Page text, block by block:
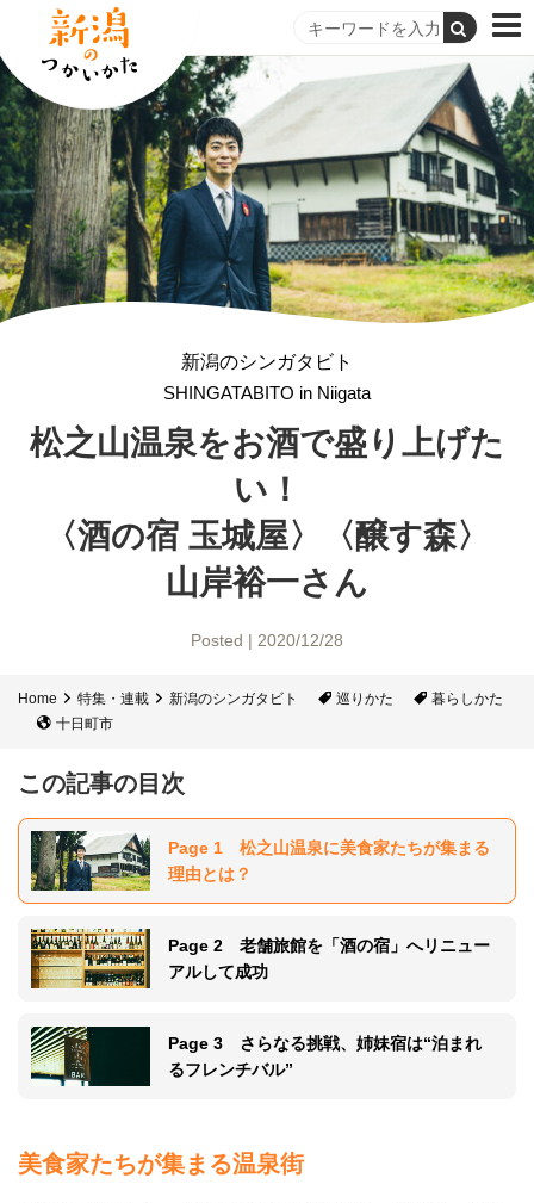
新潟のシンガタビト
SHINGATABITO in Niigata
松之山温泉をお酒で盛り上げた
い！
〈酒の宿 玉城屋〉〈醸す森〉
山岸裕一さん
Posted | 2020/12/28
Home 特集・連載 新潟のシンガタビト 巡りかた
暮らしかた
十日町市
この記事の目次
Page 1 松之山温泉に美食家たちが集まる
理由とは？
Page 2 老舗旅館を「酒の宿」へリニュー
アルして成功
Page 3 さらなる挑戦、姉妹宿は“泊まれ
るフレンチバル”
美食家たちが集まる温泉街